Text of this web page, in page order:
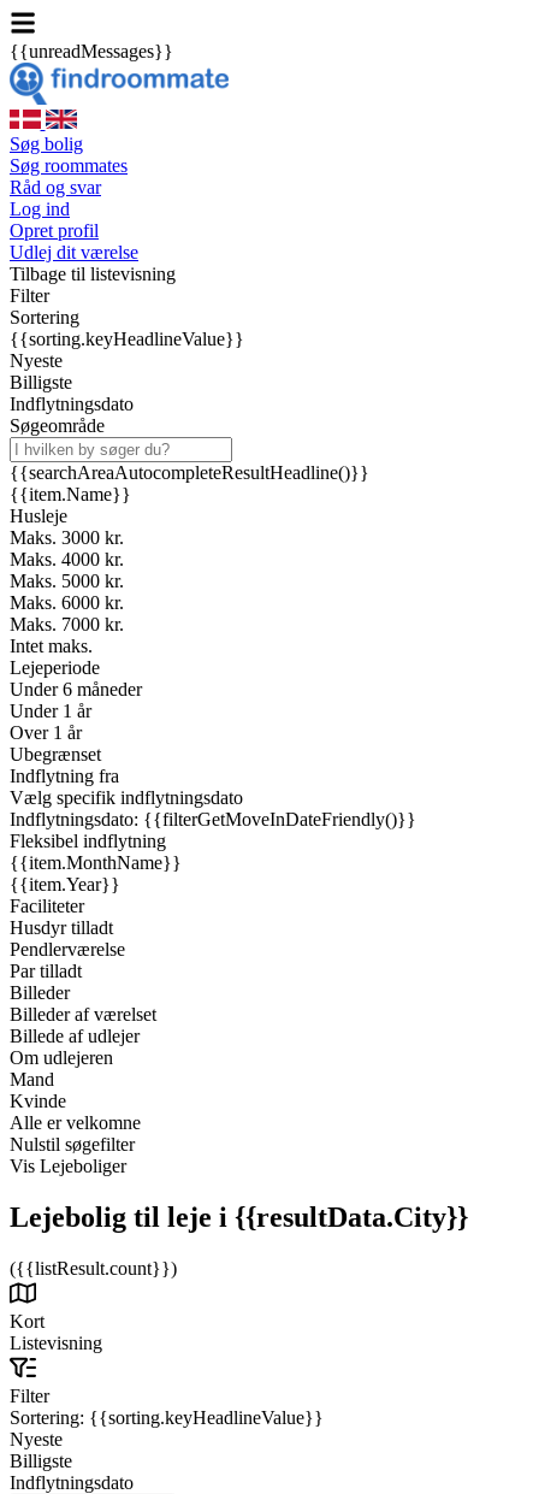
{{unreadMessages}}
Søg bolig
Søg roommates
Råd og svar
Log ind
Opret profil
Udlej dit værelse
Tilbage til listevisning
Filter
Sortering
{{sorting.keyHeadlineValue}}
Nyeste
Billigste
Indflytningsdato
Søgeområde
{{searchAreaAutocompleteResultHeadline()}}
{{item.Name}}
Husleje
Maks. 3000 kr.
Maks. 4000 kr.
Maks. 5000 kr.
Maks. 6000 kr.
Maks. 7000 kr.
Intet maks.
Lejeperiode
Under 6 måneder
Under 1 år
Over 1 år
Ubegrænset
Indflytning fra
Vælg specifik indflytningsdato
Indflytningsdato: {{filterGetMoveInDateFriendly()}}
Fleksibel indflytning
{{item.MonthName}}
{{item.Year}}
Faciliteter
Husdyr tilladt
Pendlerværelse
Par tilladt
Billeder
Billeder af værelset
Billede af udlejer
Om udlejeren
Mand
Kvinde
Alle er velkomne
Nulstil søgefilter
Vis Lejeboliger
Lejebolig til leje i {{resultData.City}}
({{listResult.count}})
Kort
Listevisning
Filter
Sortering: {{sorting.keyHeadlineValue}}
Nyeste
Billigste
Indflytningsdato